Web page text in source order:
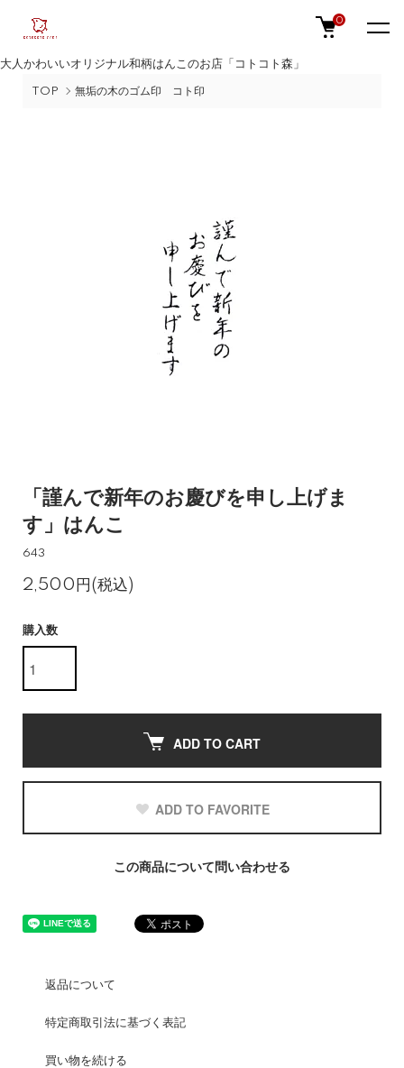
大人かわいいオリジナル和柄はんこのお店「コトコト森」
0
TOP 無垢の木のゴム印 コト印
「謹んで新年のお慶びを申し上げま
す」はんこ
643
2,500円(税込)
購入数
ADD TO CART
ADD TO FAVORITE
この商品について問い合わせる
返品について
特定商取引法に基づく表記
買い物を続ける